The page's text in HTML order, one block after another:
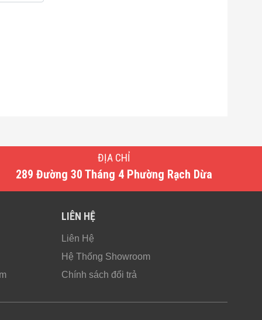
ĐỊA CHỈ
289 Đường 30 Tháng 4 Phường Rạch Dừa
LIÊN HỆ
Liên Hệ
Hệ Thống Showroom
Chính sách đổi trả